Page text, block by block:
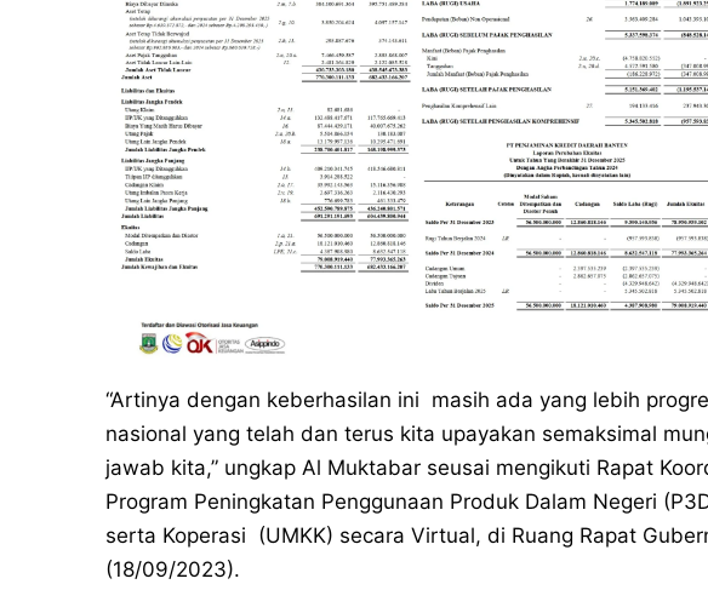
“Artinya dengan keberhasilan ini masih ada yang lebih
nasional yang telah dan terus kita upayakan semaksimal
jawab kita,” ungkap Al Muktabar seusai mengikuti Rapat
Program Peningkatan Penggunaan Produk Dalam Negeri
serta Koperasi (UMKK) secara Virtual, di Ruang Rapat
(18/09/2023).